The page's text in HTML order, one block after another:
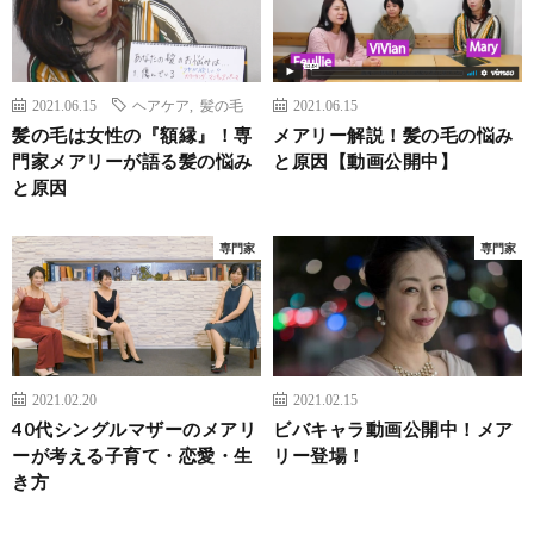
2021.06.15 ヘアケア 髪の毛
髪の毛は女性の『額縁』！専
門家メアリーが語る髪の悩み
と原因
2021.06.15
メアリー解説！髪の毛の悩み
と原因【動画公開中】
専門家
2021.02.20
40代シングルマザーのメアリ
ーが考える子育て・恋愛・生
き方
専門家
2021.02.15
ビバキャラ動画公開中！メア
リー登場！